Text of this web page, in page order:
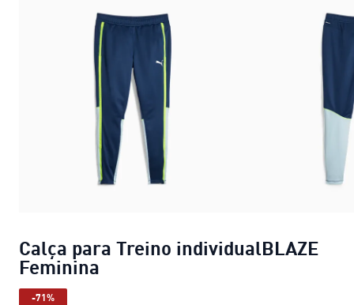
Calça para Treino individualBLAZE
Feminina
-71%